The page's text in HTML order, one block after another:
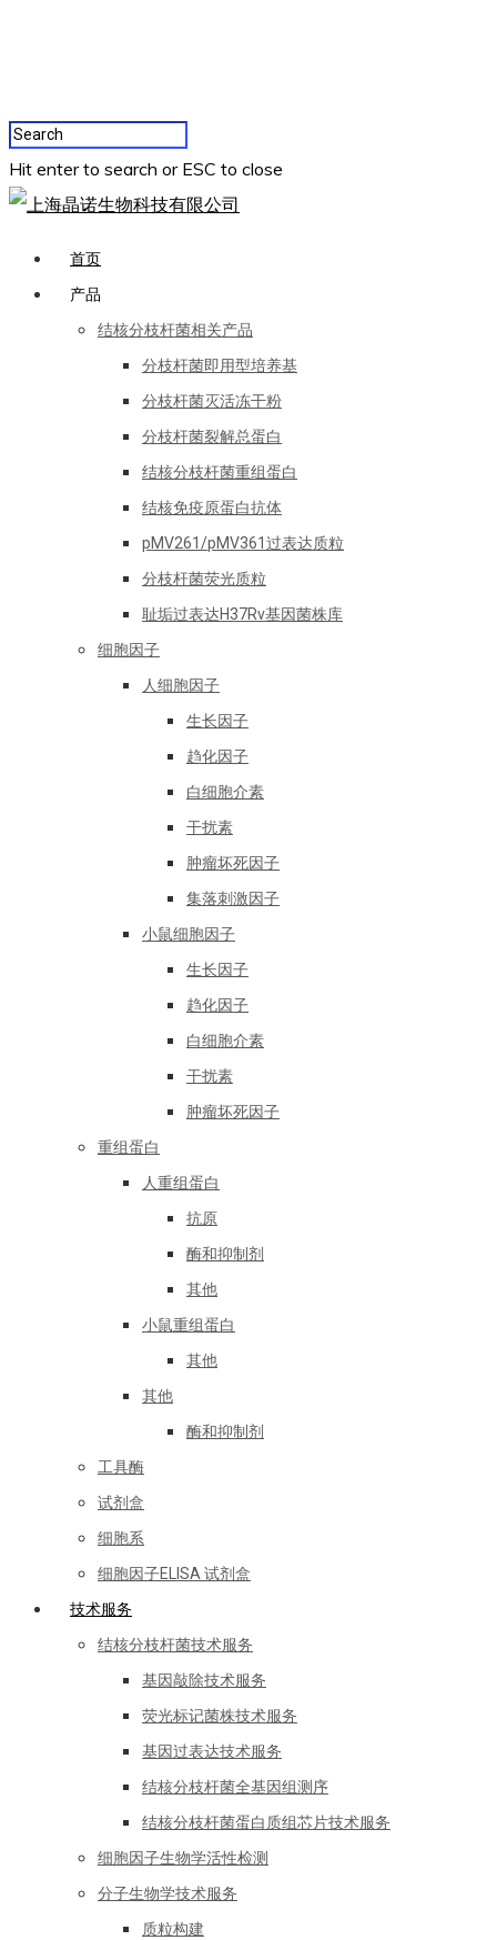
Hit enter to search or ESC to close
首页
产品
结核分枝杆菌相关产品
分枝杆菌即用型培养基
分枝杆菌灭活冻干粉
分枝杆菌裂解总蛋白
结核分枝杆菌重组蛋白
结核免疫原蛋白抗体
pMV261/pMV361过表达质粒
分枝杆菌荧光质粒
耻垢过表达H37Rv基因菌株库
细胞因子
人细胞因子
生长因子
趋化因子
白细胞介素
干扰素
肿瘤坏死因子
集落刺激因子
小鼠细胞因子
生长因子
趋化因子
白细胞介素
干扰素
肿瘤坏死因子
重组蛋白
人重组蛋白
抗原
酶和抑制剂
其他
小鼠重组蛋白
其他
其他
酶和抑制剂
工具酶
试剂盒
细胞系
细胞因子ELISA 试剂盒
技术服务
结核分枝杆菌技术服务
基因敲除技术服务
荧光标记菌株技术服务
基因过表达技术服务
结核分枝杆菌全基因组测序
结核分枝杆菌蛋白质组芯片技术服务
细胞因子生物学活性检测
分子生物学技术服务
质粒构建